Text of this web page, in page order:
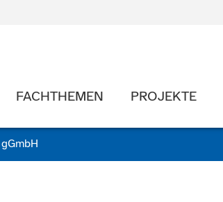
FACHTHEMEN PROJEKTE